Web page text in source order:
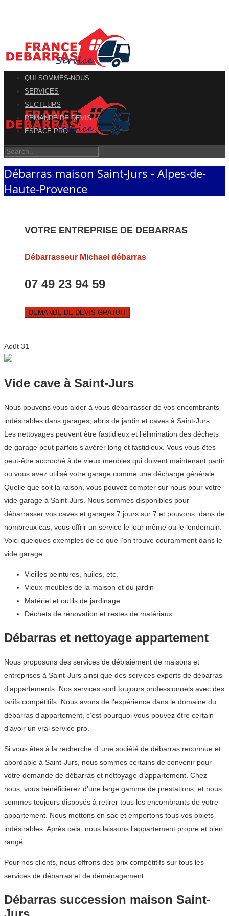
QUI SOMMES-NOUS
SERVICES
SECTEURS
DEMANDE DE DEVIS
ESPACE PRO
Débarras maison Saint-Jurs - Alpes-de-
Haute-Provence
VOTRE ENTREPRISE DE DEBARRAS
Débarrasseur Michael débarras
07 49 23 94 59
DEMANDE DE DEVIS GRATUIT
Août 31
Vide cave à Saint-Jurs
Nous pouvons vous aider à vous débarrasser de vos encombrants
indésirables dans garages, abris de jardin et caves à Saint-Jurs.
Les nettoyages peuvent être fastidieux et l’élimination des déchets
de garage peut parfois s’avérer long et fastidieux. Vous vous êtes
peut-être accroché à de vieux meubles qui doivent maintenant partir
ou vous avez utilisé votre garage comme une décharge générale.
Quelle que soit la raison, vous pouvez compter sur nous pour votre
vide garage à Saint-Jurs. Nous sommes disponibles pour
débarrasser vos caves et garages 7 jours sur 7 et pouvons, dans de
nombreux cas, vous offrir un service le jour même ou le lendemain.
Voici quelques exemples de ce que l’on trouve couramment dans le
vide garage :
Vieilles peintures, huiles, etc.
Vieux meubles de la maison et du jardin
Matériel et outils de jardinage
Déchets de rénovation et restes de matériaux
Débarras et nettoyage appartement
Nous proposons des services de déblaiement de maisons et
entreprises à Saint-Jurs ainsi que des services experts de débarras
d’appartements. Nos services sont toujours professionnels avec des
tarifs compétitifs. Nous avons de l’expérience dans le domaine du
débarras d’appartement, c’est pourquoi vous pouvez être certain
d’avoir un vrai service pro.
Si vous êtes à la recherche d’ une société de débarras reconnue et
abordable à Saint-Jurs, nous sommes certains de convenir pour
votre demande de débarras et nettoyage d’appartement. Chez
nous, vous bénéficierez d’une large gamme de prestations, et nous
sommes toujours disposés à retirer tous les encombrants de votre
appartement. Nous mettons en sac et emportons tous vos objets
indésirables. Après cela, nous laissons l’appartement propre et bien
rangé.
Pour nos clients, nous offrons des prix compétitifs sur tous les
services de débarras et de déménagement.
Débarras succession maison Saint-